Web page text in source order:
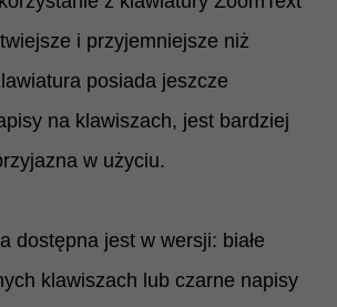
i przyjemniejsze niż
posiada jeszcze
na klawiszach, jest bardziej
w użyciu.
dostępna jest w wersji: białe
klawiszach lub czarne napisy